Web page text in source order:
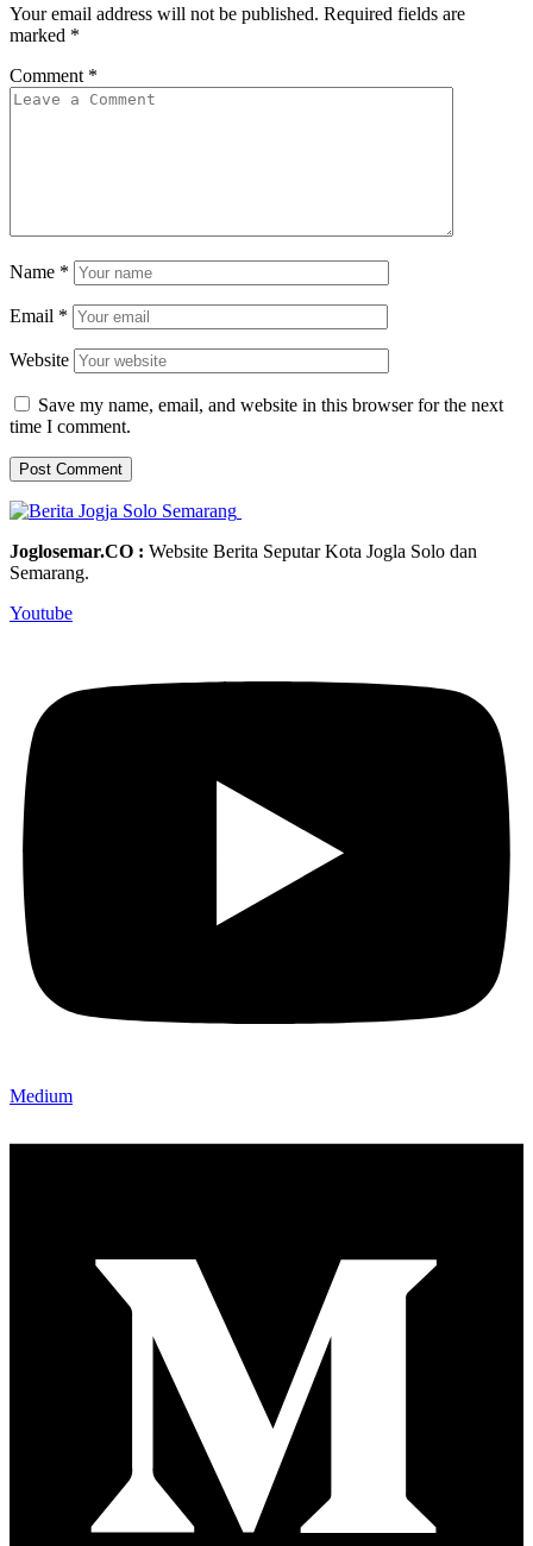
Your email address will not be published. Required fields are
marked *
Comment *
Name *
Email *
Website
Save my name, email, and website in this browser for the next
time I comment.
Joglosemar.CO : Website Berita Seputar Kota Jogla Solo dan
Semarang.
Youtube
Medium